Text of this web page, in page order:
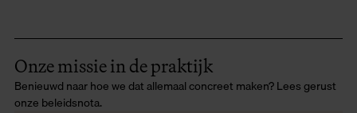
Onze missie in de praktijk
Benieuwd naar hoe we dat allemaal concreet maken? Lees gerust
onze beleidsnota.